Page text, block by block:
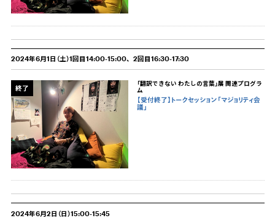
2024年6月1日（土）1回目14:00-15:00、2回目16:30-17:30
終了
「翻訳できない わたしの言葉」展 関連プログラ
ム
【受付終了】トークセッション「マジョリティ会
議」
2024年6月2日（日）15:00-15:45